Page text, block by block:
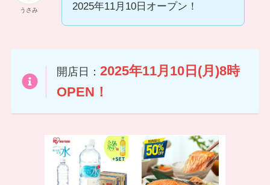
うさみ
2025年11月10日オープン！
開店日：2025年11月10日(月)8時
OPEN！